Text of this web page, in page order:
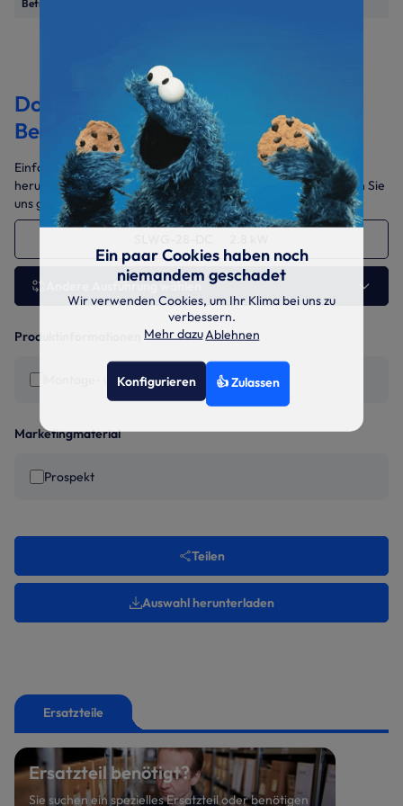
Betriebsspannung
Dokumentation &
Bedienungsanleitungen
Einfach die benötigten Dokumente auswählen und gesammelt
herunterladen. Sollten Sie weitere Daten benötigen, sprechen Sie
uns gerne jederzeit an.
Andere Ausführung wählen
Produktinformationen
Montage- und Betriebsanleitung
Marketingmaterial
Prospekt
Teilen
Auswahl herunterladen
Ersatzteile
Ersatzteil benötigt?
Sie suchen ein spezielles Ersatzteil oder benötigen
Ein paar Cookies haben noch
niemandem geschadet
Wir verwenden Cookies, um Ihr Klima bei uns zu
verbessern.
Mehr dazuAblehnen
Konfigurieren 👍 Zulassen